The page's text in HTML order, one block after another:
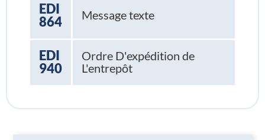
EDI
864
Message texte
EDI
940
Ordre D'expédition de
L'entrepôt